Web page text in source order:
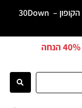
30Down
40% הנחה